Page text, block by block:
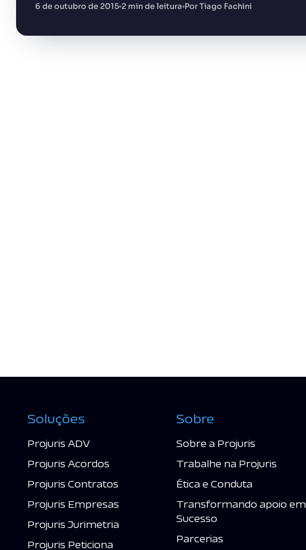
6 de outubro de 2015 2 min de leitura Por Tiago Fachini
Soluções
Projuris ADV
Projuris Acordos
Projuris Contratos
Projuris Empresas
Projuris Jurimetria
Projuris Peticiona
Sobre
Sobre a Projuris
Trabalhe na Projuris
Ética e Conduta
Transformando apoio em
Sucesso
Parcerias